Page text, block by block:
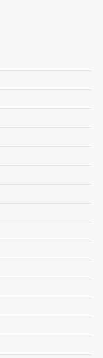
ആഹ്വാനം
ഇന്ത്യാ
ദിനത്തിൽ
,രാഷ്ട്രീയം